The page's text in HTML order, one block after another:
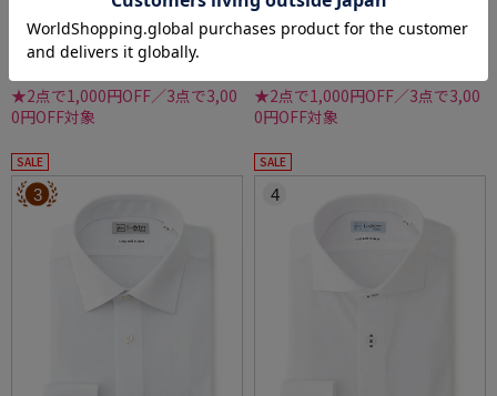
効果吸汗速乾ワイシャツ春夏
価格： 6,259円 (税込)
30%off
(税込)
★2点で1,000円OFF／3点で3,00
0円OFF対象
トライプ調セミワイド別布ストライプ形態安
定ストレッチ防汚効果吸汗速乾ワイシャツ春
価格：6,259円 (税込)
20%off
★2点で1,000円OFF／3点で3,00
0円OFF対象
SALE
3
SALE
4